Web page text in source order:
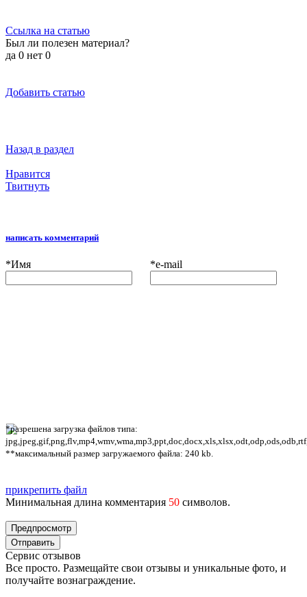
Ссылка на статью
Был ли полезен материал?
да 0 нет 0
Добавить статью
Назад в раздел
Нравится
Твитнуть
написать комментарий
*Имя *e-mail
*разрешена загрузка файлов типа:
**максимальный размер загружаемого файла: 240 kb.
прикрепить файл
Минимальная длина комментария 50 символов.
Сервис отзывов
Все просто. Размещайте свои отзывы и уникальные фото, и
получайте вознаграждение.